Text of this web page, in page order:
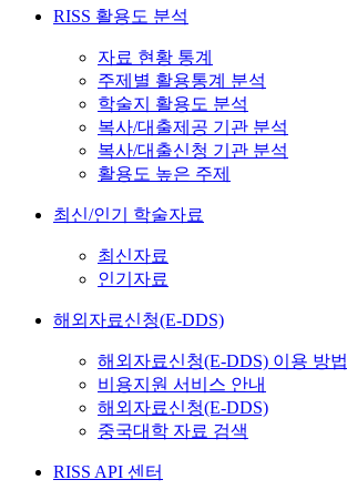
RISS 활용도 분석
자료 현황 통계
주제별 활용통계 분석
학술지 활용도 분석
복사/대출제공 기관 분석
복사/대출신청 기관 분석
활용도 높은 주제
최신/인기 학술자료
최신자료
인기자료
해외자료신청(E-DDS)
해외자료신청(E-DDS) 이용 방법
비용지원 서비스 안내
해외자료신청(E-DDS)
중국대학 자료 검색
RISS API 센터